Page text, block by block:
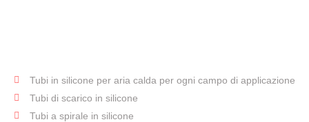
Tubo per
aria calda
Tubi in silicone per aria calda per ogni campo di applicazione
Tubi di scarico in silicone
Tubi a spirale in silicone